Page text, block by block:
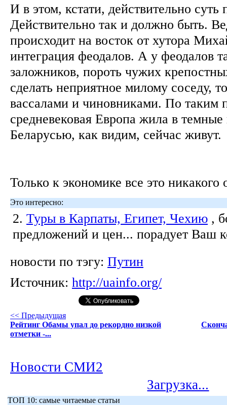
И в этом, кстати, действительно суть
Действительно так и должно быть.
происходит на восток от хутора
интеграция феодалов. А у феодалов
заложников, пороть чужих
сделать неприятное милому соседу,
вассалами и чиновниками. По таким
средневековая Европа жила в темные
Беларусью, как видим, сейчас живут.
Только к экономике все это
Это интересно:
2. Туры в Карпаты, Египет, Чехию ,
предложений и цен... порадует Ваш
новости по тэгу: Путин
Источник: http://uainfo.org/
<< Предыдущая
Рейтинг Обамы упал до рекордно низкой
отметки -...
Новости СМИ2
Загрузка...
ТОП 10: самые читаемые статьи